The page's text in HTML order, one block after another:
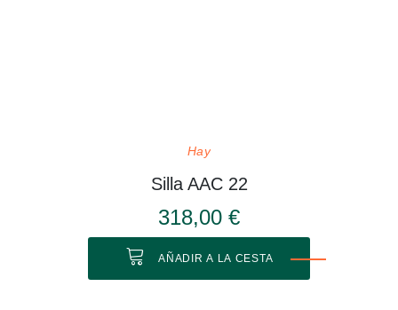
Hay
Silla AAC 22
318,00 €
AÑADIR A LA CESTA